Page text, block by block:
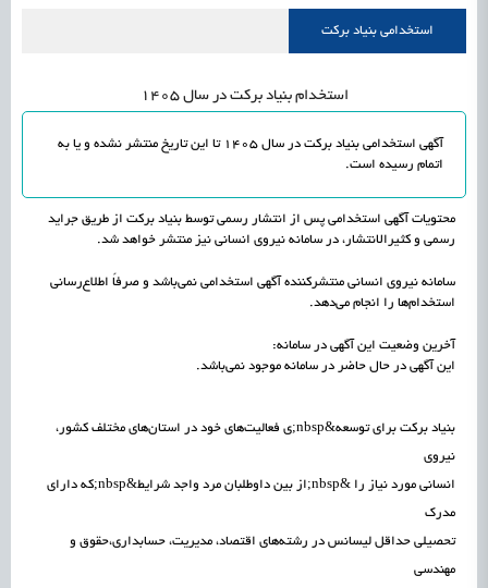
اشتغال و کارآفرینی رسیدن مجوز ایجاد «سندباکس» به نهادهای توسعه‌ای و صنفیاستخدامی بنیاد برکت
استخدام بنیاد برکت در سال 1405
آگهی استخدامی بنیاد برکت در سال 1405 تا این تاریخ منتشر نشده و یا به
اتمام رسیده است.
محتویات آگهی استخدامی پس از انتشار رسمی توسط بنیاد برکت از طریق جراید
رسمی و کثیرالانتشار، در سامانه نیروی انسانی نیز منتشر خواهد شد.
سامانه نیروی انسانی منتشرکننده آگهی استخدامی نمی‌باشد و صرفاً اطلاع‌رسانی
استخدام‌ها را انجام می‌دهد.
آخرین وضعیت این آگهی در سامانه:
این آگهی در حال حاضر در سامانه موجود نمی‌باشد.
بنیاد برکت برای توسعه&nbsp;ی فعالیت‌های خود در استان‌های مختلف کشور،
نیروی
انسانی مورد نیاز را &nbsp;از بین داوطلبان مرد واجد شرایط&nbsp;که دارای
مدرک
تحصیلی حداقل لیسانس در رشته‌های اقتصاد، مدیریت، حسابداری،حقوق و
مهندسی